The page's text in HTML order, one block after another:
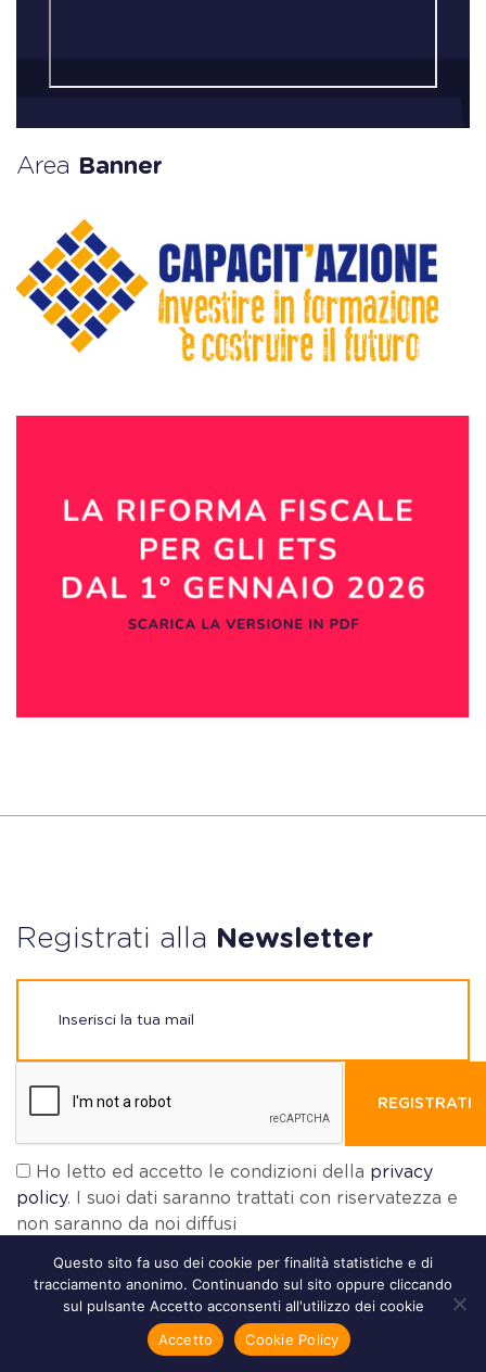
Area Banner
Registrati alla Newsletter
REGISTRATI
Ho letto ed accetto le condizioni della privacy
policy. I suoi dati saranno trattati con riservatezza e
non saranno da noi diffusi
Questo sito fa uso dei cookie per finalità statistiche e di
tracciamento anonimo. Continuando sul sito oppure cliccando
sul pulsante Accetto acconsenti all'utilizzo dei cookie
Accetto
Cookie Policy